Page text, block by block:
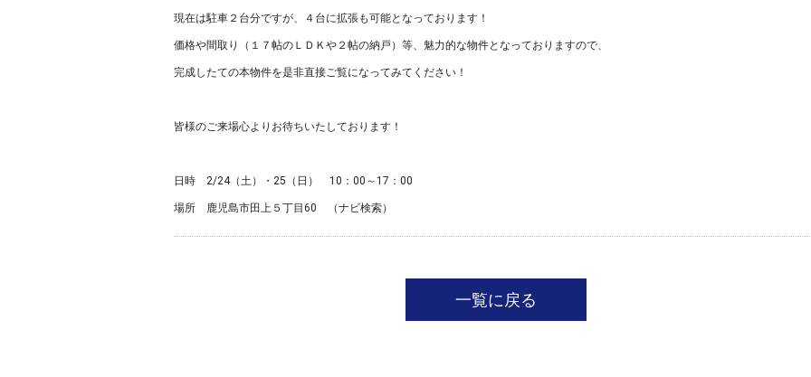
現在は駐車２台分ですが、４台に拡張も可能となっております！
価格や間取り（１７帖のＬＤＫや２帖の納戸）等、魅力的な物件となっておりますので、
完成したての本物件を是非直接ご覧になってみてください！
皆様のご来場心よりお待ちいたしております！
日時 2/24（土）・25（日） 10：00～17：00
場所 鹿児島市田上５丁目60 （ナビ検索）
一覧に戻る